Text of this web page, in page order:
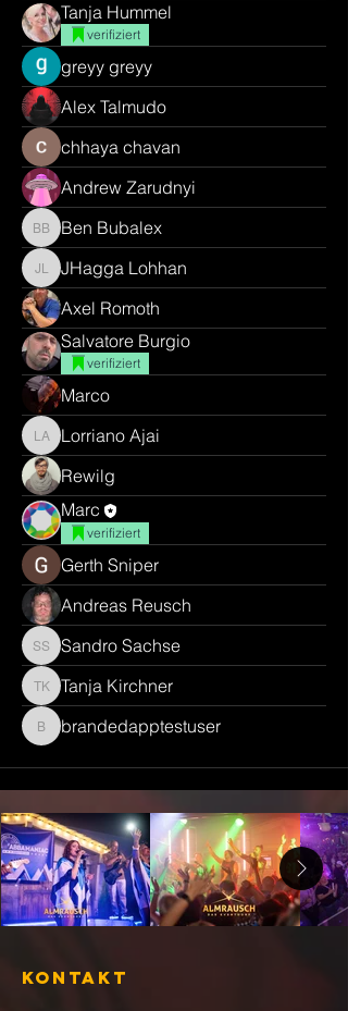
Tanja Hummel
verifiziert
greyy greyy
Alex Talmudo
chhaya chavan
Andrew Zarudnyi
Ben Bubalex
Ben Bubalex
JHagga Lohhan
JHagga Lohhan
Axel Romoth
Salvatore Burgio
verifiziert
Marco
Lorriano Ajai
Lorriano Ajai
Rewilg
Marc
verifiziert
Gerth Sniper
Andreas Reusch
Sandro Sachse
Sandro Sachse
Tanja Kirchner
Tanja Kirchner
brandedapptestuser
brandedapptestuser
KONTAKT